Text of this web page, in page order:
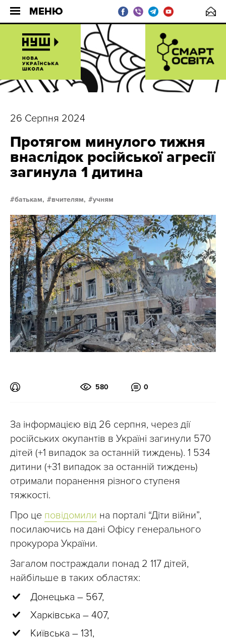
МЕНЮ
26 Серпня 2024
Протягом минулого тижня
внаслідок російської агресії
загинула 1 дитина
батькам, вчителям, учням
580 0
За інформацією від 26 серпня, через дії
російських окупантів в Україні загинули 570
дітей (+1 випадок за останній тиждень). 1 534
дитини (+31 випадок за останній тиждень)
отримали поранення різного ступеня
тяжкості.
Про це повідомили на порталі “Діти війни”,
посилаючись на дані Офісу генерального
прокурора України.
Загалом постраждали понад 2 117 дітей,
найбільше в таких областях:
Донецька – 567,
Харківська – 407,
Київська – 131,